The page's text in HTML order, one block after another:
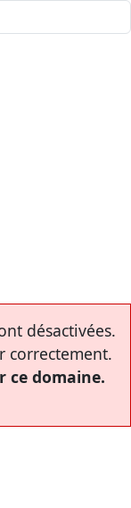
désactivées.
correctement.
ce domaine.